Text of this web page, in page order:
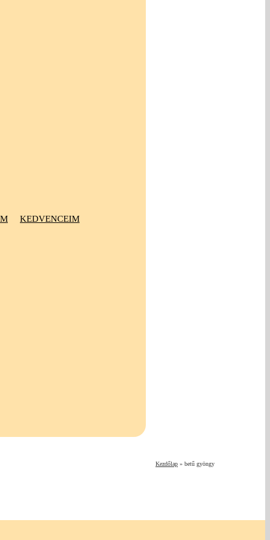
KEDVENCEIM
Kezdőlap » betű gyöngy